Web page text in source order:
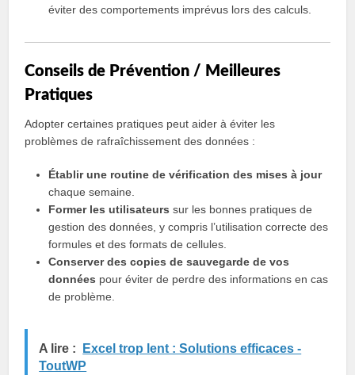
éviter des comportements imprévus lors des calculs.
Conseils de Prévention / Meilleures
Pratiques
Adopter certaines pratiques peut aider à éviter les
problèmes de rafraîchissement des données :
Établir une routine de vérification des mises à jour
chaque semaine.
Former les utilisateurs sur les bonnes pratiques de
gestion des données, y compris l’utilisation correcte des
formules et des formats de cellules.
Conserver des copies de sauvegarde de vos
données pour éviter de perdre des informations en cas
de problème.
A lire :
Excel trop lent : Solutions efficaces -
ToutWP